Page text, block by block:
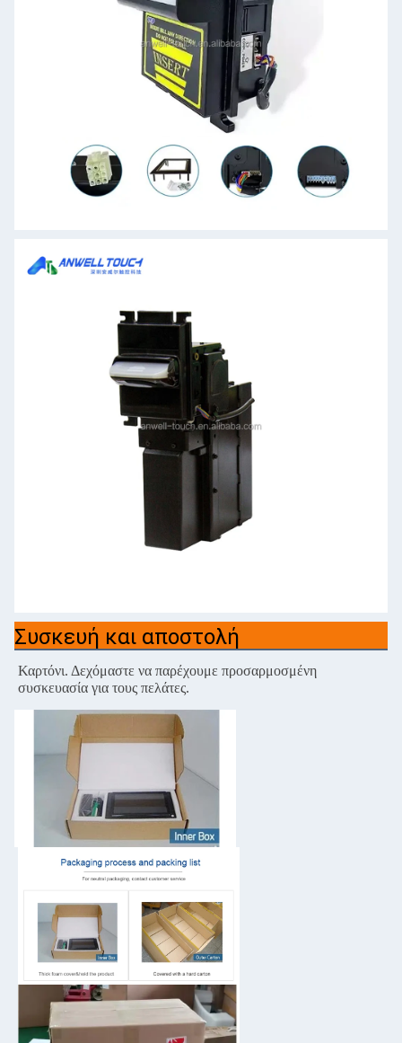
Συσκευή και αποστολή
Καρτόνι. Δεχόμαστε να παρέχουμε προσαρμοσμένη
συσκευασία για τους πελάτες.